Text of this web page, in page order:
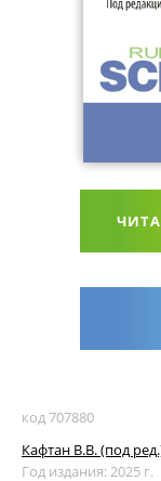
код 707880
Кафтан В.В. (под
Год издания: 2025 г.